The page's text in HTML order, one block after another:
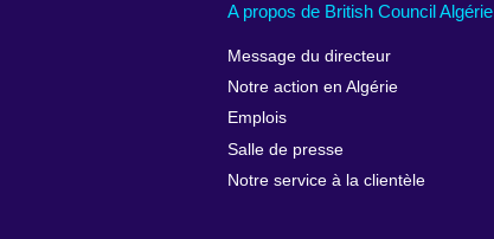
A propos de British Council Algérie
Message du directeur
Notre action en Algérie
Emplois
Salle de presse
Notre service à la clientèle